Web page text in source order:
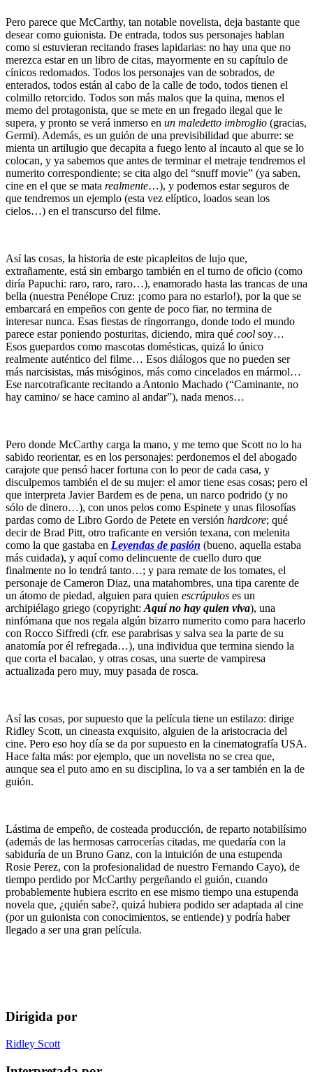
Pero parece que McCarthy, tan notable novelista, deja bastante que
desear como guionista. De entrada, todos sus personajes hablan
como si estuvieran recitando frases lapidarias: no hay una que no
merezca estar en un libro de citas, mayormente en su capítulo de
cínicos redomados. Todos los personajes van de sobrados, de
enterados, todos están al cabo de la calle de todo, todos tienen el
colmillo retorcido. Todos son más malos que la quina, menos el
memo del protagonista, que se mete en un fregado ilegal que le
supera, y pronto se verá inmerso en un maledetto imbroglio (gracias,
Germi). Además, es un guión de una previsibilidad que aburre: se
mienta un artilugio que decapita a fuego lento al incauto al que se lo
colocan, y ya sabemos que antes de terminar el metraje tendremos el
numerito correspondiente; se cita algo del “snuff movie” (ya saben,
cine en el que se mata realmente…), y podemos estar seguros de
que tendremos un ejemplo (esta vez elíptico, loados sean los
cielos…) en el transcurso del filme.
Así las cosas, la historia de este picapleitos de lujo que,
extrañamente, está sin embargo también en el turno de oficio (como
diría Papuchi: raro, raro, raro…), enamorado hasta las trancas de una
bella (nuestra Penélope Cruz: ¡como para no estarlo!), por la que se
embarcará en empeños con gente de poco fiar, no termina de
interesar nunca. Esas fiestas de ringorrango, donde todo el mundo
parece estar poniendo posturitas, diciendo, mira qué cool soy…
Esos guepardos como mascotas domésticas, quizá lo único
realmente auténtico del filme… Esos diálogos que no pueden ser
más narcisistas, más misóginos, más como cincelados en mármol…
Ese narcotraficante recitando a Antonio Machado (“Caminante, no
hay camino/ se hace camino al andar”), nada menos…
Pero donde McCarthy carga la mano, y me temo que Scott no lo ha
sabido reorientar, es en los personajes: perdonemos el del abogado
carajote que pensó hacer fortuna con lo peor de cada casa, y
disculpemos también el de su mujer: el amor tiene esas cosas; pero el
que interpreta Javier Bardem es de pena, un narco podrido (y no
sólo de dinero…), con unos pelos como Espinete y unas filosofías
pardas como de Libro Gordo de Petete en versión hardcore; qué
decir de Brad Pitt, otro traficante en versión texana, con melenita
como la que gastaba en Leyendas de pasión (bueno, aquella estaba
más cuidada), y aquí como delincuente de cuello duro que
finalmente no lo tendrá tanto…; y para remate de los tomates, el
personaje de Cameron Diaz, una matahombres, una tipa carente de
un átomo de piedad, alguien para quien escrúpulos es un
archipiélago griego (copyright: Aquí no hay quien viva), una
ninfómana que nos regala algún bizarro numerito como para hacerlo
con Rocco Siffredi (cfr. ese parabrisas y salva sea la parte de su
anatomía por él refregada…), una individua que termina siendo la
que corta el bacalao, y otras cosas, una suerte de vampiresa
actualizada pero muy, muy pasada de rosca.
Así las cosas, por supuesto que la película tiene un estilazo: dirige
Ridley Scott, un cineasta exquisito, alguien de la aristocracia del
cine. Pero eso hoy día se da por supuesto en la cinematografía USA.
Hace falta más: por ejemplo, que un novelista no se crea que,
aunque sea el puto amo en su disciplina, lo va a ser también en la de
guión.
Lástima de empeño, de costeada producción, de reparto notabilísimo
(además de las hermosas carrocerías citadas, me quedaría con la
sabiduría de un Bruno Ganz, con la intuición de una estupenda
Rosie Perez, con la profesionalidad de nuestro Fernando Cayo), de
tiempo perdido por McCarthy pergeñando el guión, cuando
probablemente hubiera escrito en ese mismo tiempo una estupenda
novela que, ¿quién sabe?, quizá hubiera podido ser adaptada al cine
(por un guionista con conocimientos, se entiende) y podría haber
llegado a ser una gran película.
Dirigida por
Ridley Scott